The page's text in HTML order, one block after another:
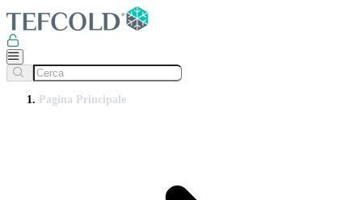
Pagina Principale